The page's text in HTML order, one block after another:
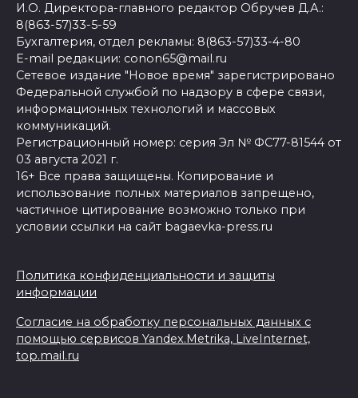
И.О. Директора-главного редактор Обручев Д.А.:
8(863-57)33-5-59
Бухгалтерия, отдел рекламы: 8(863-57)33-4-80
E-mail редакции: conon65@mail.ru
Сетевое издание "Новое время" зарегистрировано
Федеральной службой по надзору в сфере связи,
информационных технологий и массовых
коммуникаций.
Регистрационный номер: серия Эл № ФС77-81544 от
03 августа 2021 г.
16+ Все права защищены. Копирование и
использование полных материалов запрещено,
частичное цитирование возможно только при
условии ссылки на сайт bagaevka-press.ru
Политика конфиденциальности и защиты
информации
Согласие на обработку персональных данных с
помощью сервисов Yandex.Metrika, LiveInternet,
top.mail.ru